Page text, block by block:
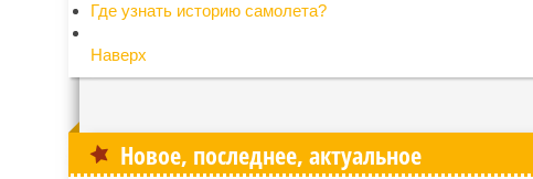
Где узнать историю самолета?
Наверх
Новое, последнее, актуальное